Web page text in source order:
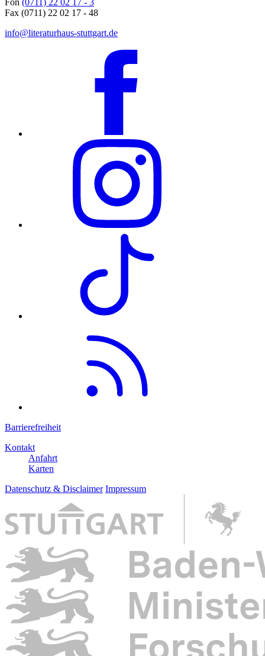
Fax (0711) 22 02 17 - 48
info@literaturhaus-stuttgart.de
Barrierefreiheit
Kontakt
Anfahrt
Karten
Datenschutz & Disclaimer Impressum